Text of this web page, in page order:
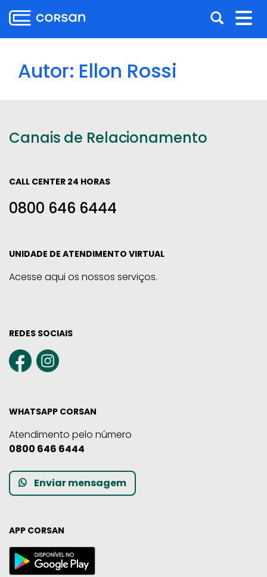
para
o
para
para
para
o
Abrir
a
Autor: Ellon Rossi
Canais de Relacionamento
CALL CENTER 24 HORAS
0800 646 6444
UNIDADE DE ATENDIMENTO VIRTUAL
Acesse aqui os nossos serviços.
REDES SOCIAIS
WHATSAPP CORSAN
Atendimento pelo número
0800 646 6444
Enviar mensagem
APP CORSAN